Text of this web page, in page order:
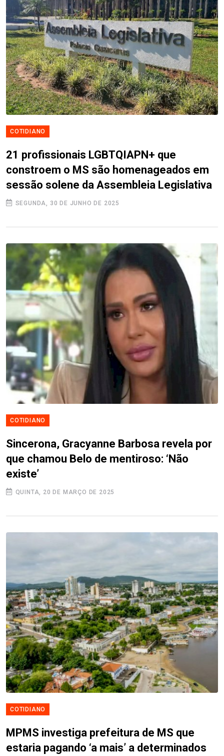
COTIDIANO
21 profissionais LGBTQIAPN+ que
constroem o MS são homenageados em
sessão solene da Assembleia Legislativa
SEGUNDA, 30 DE JUNHO DE 2025
COTIDIANO
Sincerona, Gracyanne Barbosa revela por
que chamou Belo de mentiroso: ‘Não
existe’
QUINTA, 20 DE MARÇO DE 2025
COTIDIANO
MPMS investiga prefeitura de MS que
estaria pagando ‘a mais’ a determinados